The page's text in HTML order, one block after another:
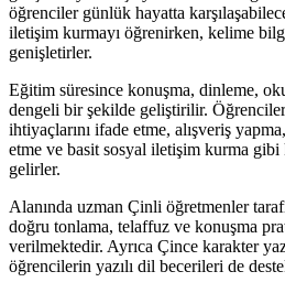
öğrenciler günlük hayatta
iletişim kurmayı öğrenirken, kelime
genişletirler.
Eğitim süresince konuşma, dinleme,
dengeli bir şekilde geliştirilir.
ihtiyaçlarını ifade etme, alışveriş
etme ve basit sosyal iletişim kurma gibi
gelirler.
Alanında uzman Çinli öğretmenler
doğru tonlama, telaffuz ve konuşma
verilmektedir. Ayrıca Çince karakter
öğrencilerin yazılı dil becerileri de